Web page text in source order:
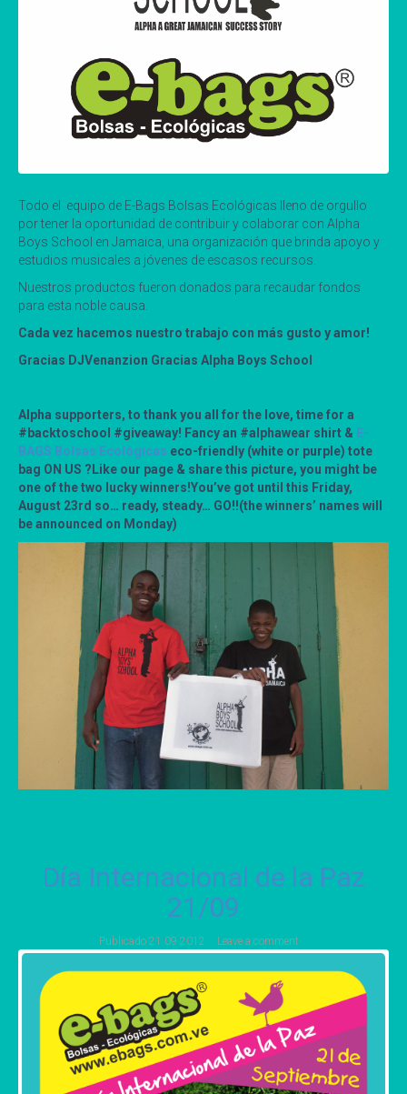
Todo el equipo de E-Bags Bolsas Ecológicas lleno de orgullo
por tener la oportunidad de contribuir y colaborar con Alpha
Boys School en Jamaica, una organización que brinda apoyo y
estudios musicales a jóvenes de escasos recursos.
Nuestros productos fueron donados para recaudar fondos
para esta noble causa.
Cada vez hacemos nuestro trabajo con más gusto y amor!
Gracias DJVenanzion Gracias Alpha Boys School
Alpha supporters, to thank you all for the love, time for a
#backtoschool #giveaway! Fancy an #alphawear shirt & E-
BAGS Bolsas Ecológicas eco-friendly (white or purple) tote
bag ON US ?Like our page & share this picture, you might be
one of the two lucky winners!You’ve got until this Friday,
August 23rd so… ready, steady… GO!!(the winners’ names will
be announced on Monday)
Día Internacional de la Paz
21/09
Publicado 21 09 2012 Leave a comment